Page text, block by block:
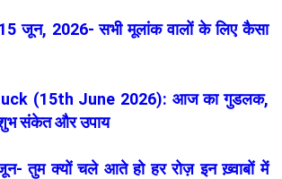
जून, 2026- सभी मूलांक वालों के लिए कैसा
(15th June 2026): आज का गुडलक,
शुभ संकेत और उपाय
तुम क्यों चले आते हो हर रोज़ इन ख़्वाबों में